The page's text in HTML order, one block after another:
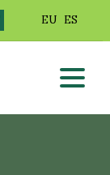
EU ES